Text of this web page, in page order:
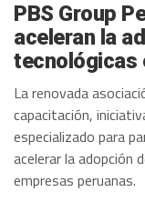
PBS Group
aceleran la
tecnológicas
La renovada
capacitación,
especializado para
acelerar la adopción
empresas peruanas.